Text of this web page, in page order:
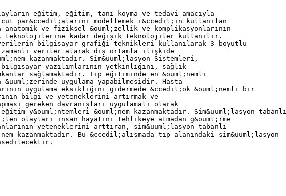
eğitim, eğitim, tanı koyma ve tedavi amacıyla
par&ccedil;alarını modellemek i&ccedil;in kullanılan
anatomik ve fiziksel &ouml;zellik ve komplikasyonlarının
kadar değişik teknolojiler kullanılır.
verilerin bilgisayar grafiği teknikleri kullanılarak 3 boyutlu
zamanlı veriler alarak dış ortamla ilişkide
kazanmaktadır. Sim&uuml;lasyon Sistemleri,
yazılımlarının yetkinliğini, sağlık
sağlamaktadır. Tıp eğitiminde en &ouml;nemli
uygulama yapabilmesidir. Hasta
uygulama eksikliğini gidermede &ccedil;ok &ouml;nemli bir
bilgi ve yeteneklerini artırmak ve
gereken davranışları uygulamalı olarak
y&ouml;ntemleri &ouml;nem kazanmaktadır. Sim&uuml;lasyon tabanlı
olayları insan hayatını tehlikeye atmadan g&ouml;rme
yeteneklerini arttıran, sim&uuml;lasyon tabanlı
kazanmaktadır. Bu &ccedil;alışmada tıp alanındaki sim&uuml;lasyon